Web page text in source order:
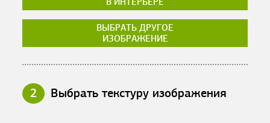
ВЫБРАТЬ ДРУГОЕ
ИЗОБРАЖЕНИЕ
2 Выбрать текстуру изображения